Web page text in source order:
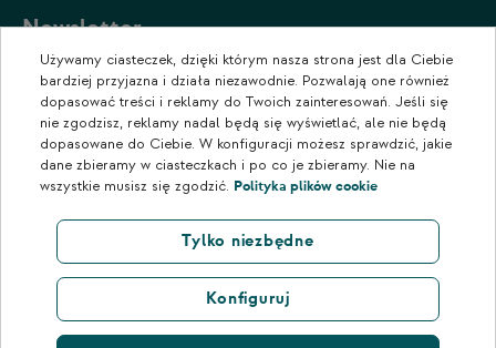
Newsletter
Zapisz się do naszego newslettera, aby otrzymywać informacje o
promocjach i nowościach w naszym sklepie.
Używamy ciasteczek, dzięki którym nasza strona jest dla Ciebie
bardziej przyjazna i działa niezawodnie. Pozwalają one również
dopasować treści i reklamy do Twoich zainteresowań. Jeśli się
nie zgodzisz, reklamy nadal będą się wyświetlać, ale nie będą
dopasowane do Ciebie. W konfiguracji możesz sprawdzić, jakie
dane zbieramy w ciasteczkach i po co je zbieramy. Nie na
wszystkie musisz się zgodzić. Polityka plików cookie
Tylko niezbędne
Konfiguruj